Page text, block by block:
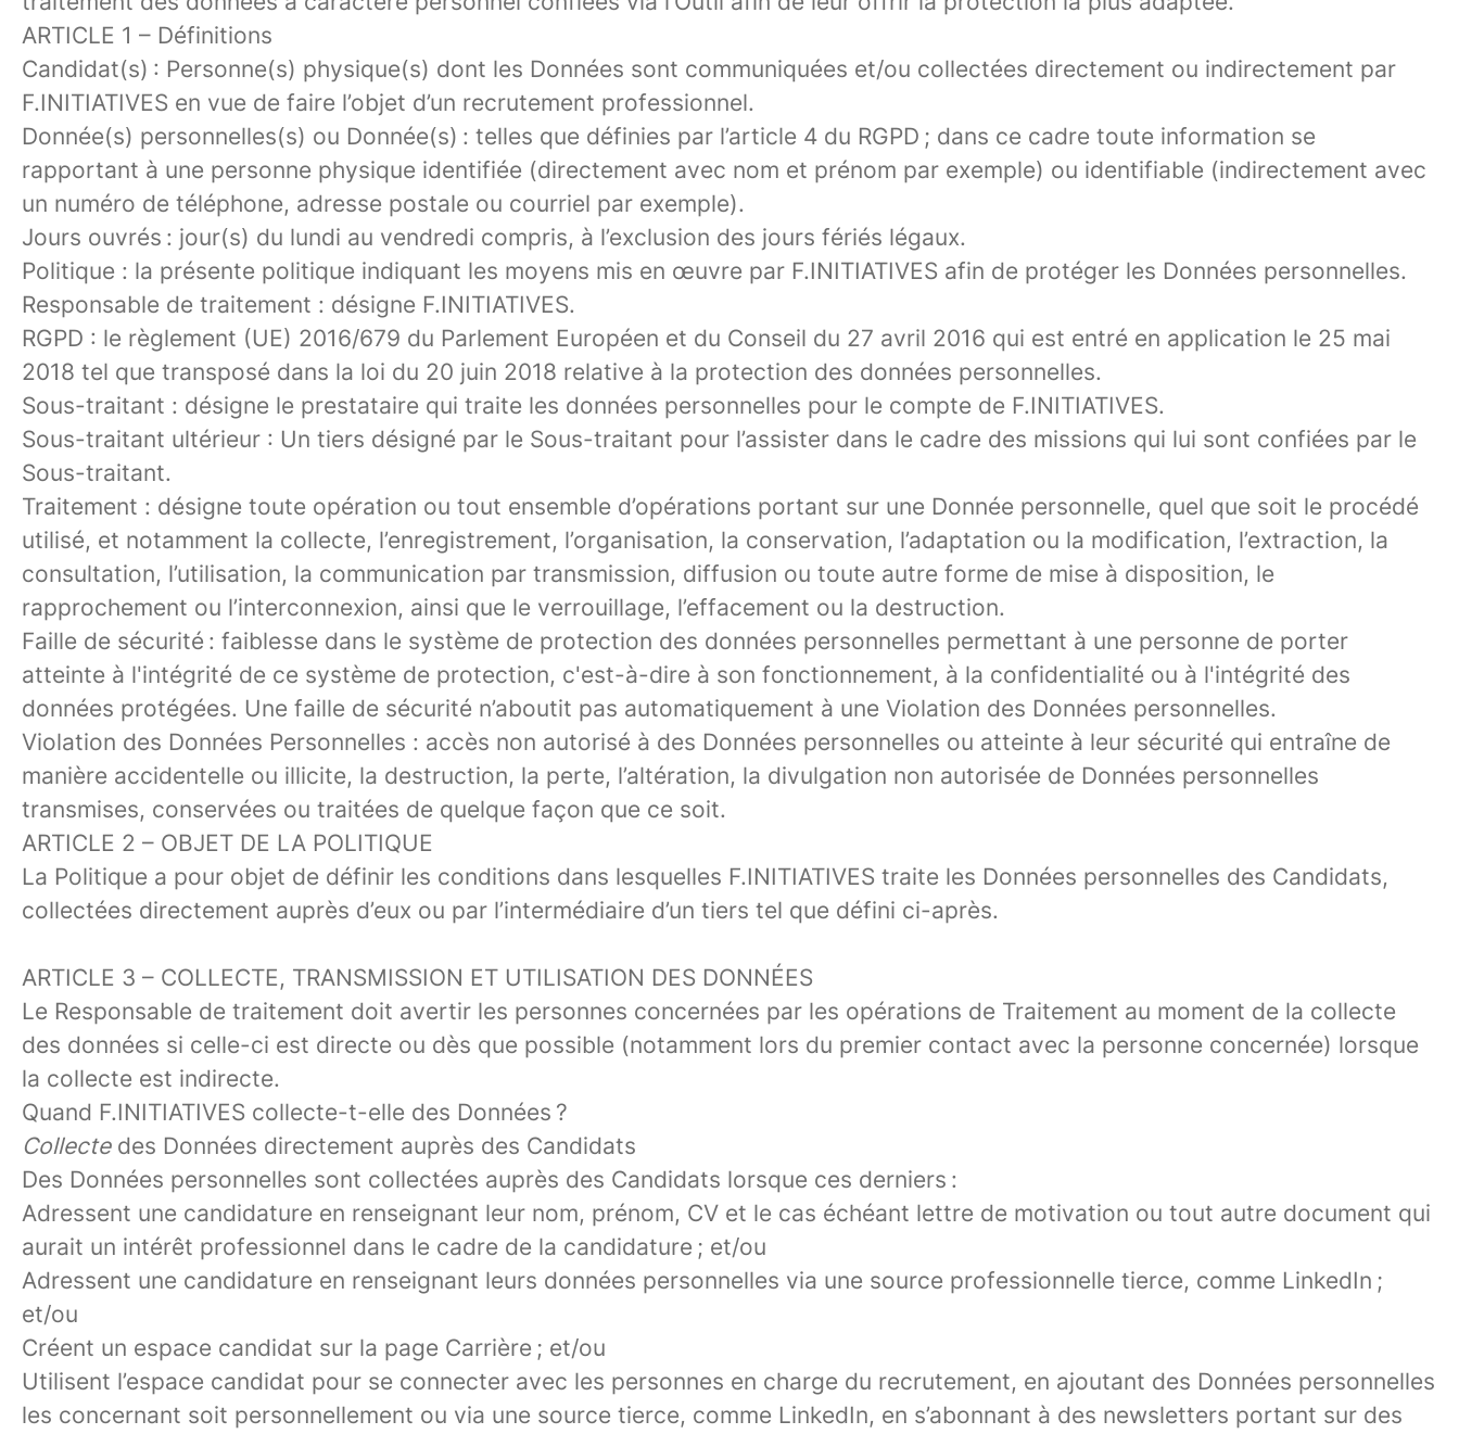
ARTICLE 1 – Définitions
Candidat(s) : Personne(s) physique(s) dont les Données sont communiquées et/ou collectées directement ou indirectement par
F.INITIATIVES en vue de faire l’objet d’un recrutement professionnel.
Donnée(s) personnelles(s) ou Donnée(s) : telles que définies par l’article 4 du RGPD ; dans ce cadre toute information se
rapportant à une personne physique identifiée (directement avec nom et prénom par exemple) ou identifiable (indirectement avec
un numéro de téléphone, adresse postale ou courriel par exemple).
Jours ouvrés : jour(s) du lundi au vendredi compris, à l’exclusion des jours fériés légaux.
Politique : la présente politique indiquant les moyens mis en œuvre par F.INITIATIVES afin de protéger les Données personnelles.
Responsable de traitement : désigne F.INITIATIVES.
RGPD : le règlement (UE) 2016/679 du Parlement Européen et du Conseil du 27 avril 2016 qui est entré en application le 25 mai
2018 tel que transposé dans la loi du 20 juin 2018 relative à la protection des données personnelles.
Sous-traitant : désigne le prestataire qui traite les données personnelles pour le compte de F.INITIATIVES.
Sous-traitant ultérieur : Un tiers désigné par le Sous-traitant pour l’assister dans le cadre des missions qui lui sont confiées par le
Sous-traitant.
Traitement : désigne toute opération ou tout ensemble d’opérations portant sur une Donnée personnelle, quel que soit le procédé
utilisé, et notamment la collecte, l’enregistrement, l’organisation, la conservation, l’adaptation ou la modification, l’extraction, la
consultation, l’utilisation, la communication par transmission, diffusion ou toute autre forme de mise à disposition, le
rapprochement ou l’interconnexion, ainsi que le verrouillage, l’effacement ou la destruction.
Faille de sécurité : faiblesse dans le système de protection des données personnelles permettant à une personne de porter
atteinte à l'intégrité de ce système de protection, c'est-à-dire à son fonctionnement, à la confidentialité ou à l'intégrité des
données protégées. Une faille de sécurité n’aboutit pas automatiquement à une Violation des Données personnelles.
Violation des Données Personnelles : accès non autorisé à des Données personnelles ou atteinte à leur sécurité qui entraîne de
manière accidentelle ou illicite, la destruction, la perte, l’altération, la divulgation non autorisée de Données personnelles
transmises, conservées ou traitées de quelque façon que ce soit.
ARTICLE 2 – OBJET DE LA POLITIQUE
La Politique a pour objet de définir les conditions dans lesquelles F.INITIATIVES traite les Données personnelles des Candidats,
collectées directement auprès d’eux ou par l’intermédiaire d’un tiers tel que défini ci-après.
ARTICLE 3 – COLLECTE, TRANSMISSION ET UTILISATION DES DONNÉES
Le Responsable de traitement doit avertir les personnes concernées par les opérations de Traitement au moment de la collecte
des données si celle-ci est directe ou dès que possible (notamment lors du premier contact avec la personne concernée) lorsque
la collecte est indirecte.
Quand F.INITIATIVES collecte-t-elle des Données ?
Collectedes Données directement auprès des Candidats
Des Données personnelles sont collectées auprès des Candidats lorsque ces derniers :
Adressent une candidature en renseignant leur nom, prénom, CV et le cas échéant lettre de motivation ou tout autre document qui
aurait un intérêt professionnel dans le cadre de la candidature ; et/ou
Adressent une candidature en renseignant leurs données personnelles via une source professionnelle tierce, comme LinkedIn ;
et/ou
Créent un espace candidat sur la page Carrière ; et/ou
Utilisent l’espace candidat pour se connecter avec les personnes en charge du recrutement, en ajoutant des Données personnelles
les concernant soit personnellement ou via une source tierce, comme LinkedIn, en s’abonnant à des newsletters portant sur des